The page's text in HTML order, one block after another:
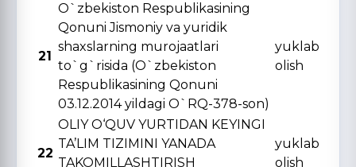
21
O`zbekiston Respublikasining
Qonuni Jismoniy va yuridik
shaxslarning murojaatlari
to`g`risida (O`zbekiston
Respublikasining Qonuni
03.12.2014 yildagi O`RQ-378-son)
yuklab
olish
22
OLIY O‘QUV YURTIDAN KЕYINGI
TA’LIM TIZIMINI YANADA
TAKOMILLASHTIRISH
yuklab
olish